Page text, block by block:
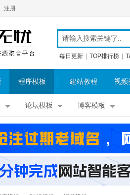
注册
每日更新 TOP排行榜
程序模板 建站教程 视频
论坛模板 博客模板